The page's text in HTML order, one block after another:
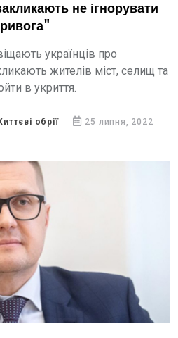
не ігнорувати
українців про
жителів міст, селищ та
в укриття.
обрії 25 липня, 2022